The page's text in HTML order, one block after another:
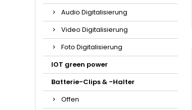
Audio Digitalisierung
Video Digitalisierung
Foto Digitalisierung
IOT green power
Batterie-Clips & -Halter
Offen